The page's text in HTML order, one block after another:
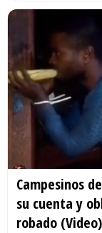
Campesinos
su cuenta y
robado (Video)